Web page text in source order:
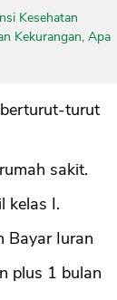
Kesehatan
Kekurangan, Apa
turut
sakit.
kelas I.
Bayar Iuran
plus 1 bulan